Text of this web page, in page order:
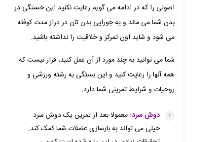
اصولی را که در ادامه می گویم رعایت نکنید این خستگی در
بدن شما می ماند و یه جورایی بدن تان در دراز مدت کوفته
می شود و شاید اون تمرکز و خلاقیت را نداشته باشید.
شما می توانید به چند مورد از آن عمل کنید، قرار نیست که
همه آنها را رعایت کنید و این بستگی به رشته ورزشی و
روحیات و شرایط تمرینی شما دارد:
دوش سرد: معمولا بعد از تمرین یک دوش سرد
خیلی می تواند به بازسازی عضلات شما کمک کند.